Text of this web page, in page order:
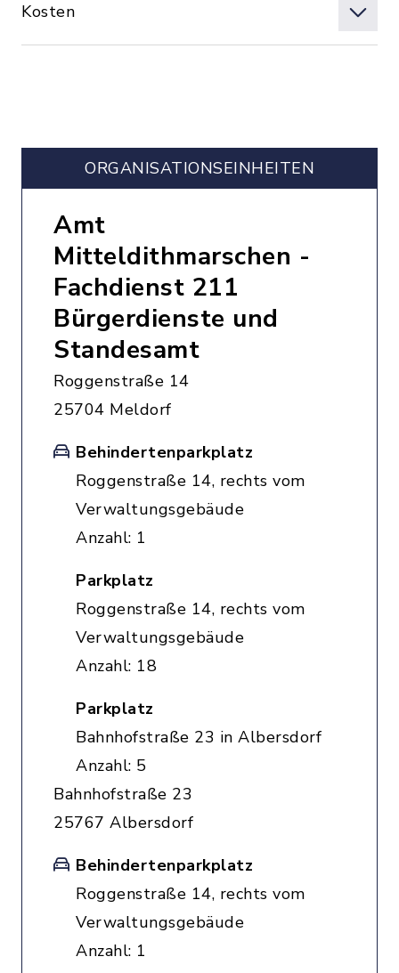
Kosten
ORGANISATIONS­EINHEITEN
Amt
Mitteldithmarschen -
Fachdienst 211
Bürgerdienste und
Standesamt
Roggenstraße 14
25704 Meldorf
Behindertenparkplatz
Roggenstraße 14, rechts vom
Verwaltungsgebäude
Anzahl: 1
Parkplatz
Roggenstraße 14, rechts vom
Verwaltungsgebäude
Anzahl: 18
Parkplatz
Bahnhofstraße 23 in Albersdorf
Anzahl: 5
Bahnhofstraße 23
25767 Albersdorf
Behindertenparkplatz
Roggenstraße 14, rechts vom
Verwaltungsgebäude
Anzahl: 1